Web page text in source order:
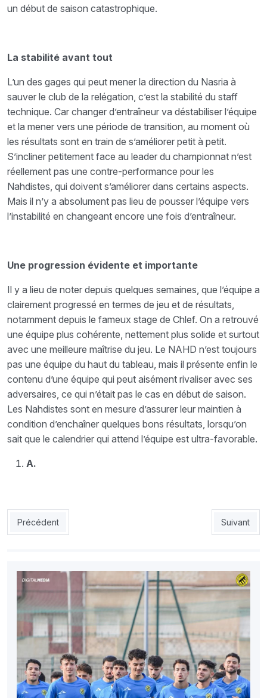
un début de saison catastrophique.
La stabilité avant tout
L’un des gages qui peut mener la direction du Nasria à
sauver le club de la relégation, c’est la stabilité du staff
technique. Car changer d’entraîneur va déstabiliser l’équipe
et la mener vers une période de transition, au moment où
les résultats sont en train de s’améliorer petit à petit.
S’incliner petitement face au leader du championnat n’est
réellement pas une contre-performance pour les
Nahdistes, qui doivent s’améliorer dans certains aspects.
Mais il n’y a absolument pas lieu de pousser l’équipe vers
l’instabilité en changeant encore une fois d’entraîneur.
Une progression évidente et importante
Il y a lieu de noter depuis quelques semaines, que l’équipe a
clairement progressé en termes de jeu et de résultats,
notamment depuis le fameux stage de Chlef. On a retrouvé
une équipe plus cohérente, nettement plus solide et surtout
avec une meilleure maîtrise du jeu. Le NAHD n’est toujours
pas une équipe du haut du tableau, mais il présente enfin le
contenu d’une équipe qui peut aisément rivaliser avec ses
adversaires, ce qui n’était pas le cas en début de saison.
Les Nahdistes sont en mesure d’assurer leur maintien à
condition d’enchaîner quelques bons résultats, lorsqu’on
sait que le calendrier qui attend l’équipe est ultra-favorable.
A.
Article précédent : NAHD : Bekouche d’attaque face au WAT
Précédent Article
Suivant